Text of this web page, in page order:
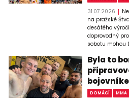
31.07.2026
na pražské
desátého
doprovodný
sobotu mohou
Byla to
DOMÁCÍ MMA